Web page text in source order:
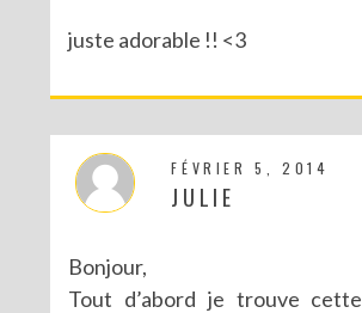
juste adorable !! <3
FÉVRIER 5, 2014
JULIE
Bonjour,
Tout d’abord je trouve